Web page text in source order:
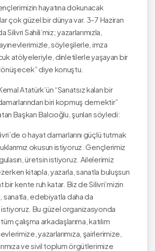
hayatına dokunacak
çok güzel bir dünya var. 3-7 Haziran
Silivri Sahili’miz; yazarlarımızla,
söyleşilerle, imza
atölyeleriyle, dinletilerle yaşayan bir
diye konuştu.
Atatürk’ün “Sanatsız kalan bir
biri kopmuş demektir”
Başkan Balcıoğlu, şunları söyledi:
o hayat damarlarını güçlü tutmak
okusun istiyoruz. Gençlerimiz
üretsin istiyoruz. Ailelerimiz
kitapla, yazarla, sanatla buluşsun
bir kente ruh katar. Biz de Silivri’mizin
sanatla, edebiyatla daha da
Bu güzel organizasyonda
çalışma arkadaşlarıma, katılım
yazarlarımıza, şairlerimize,
ve sivil toplum örgütlerimize